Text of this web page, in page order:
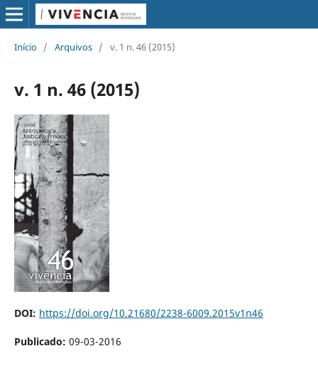
Início / Arquivos / v. 1 n. 46 (2015)
v. 1 n. 46 (2015)
DOI: https://doi.org/10.21680/2238-6009.2015v1n46
Publicado: 09-03-2016